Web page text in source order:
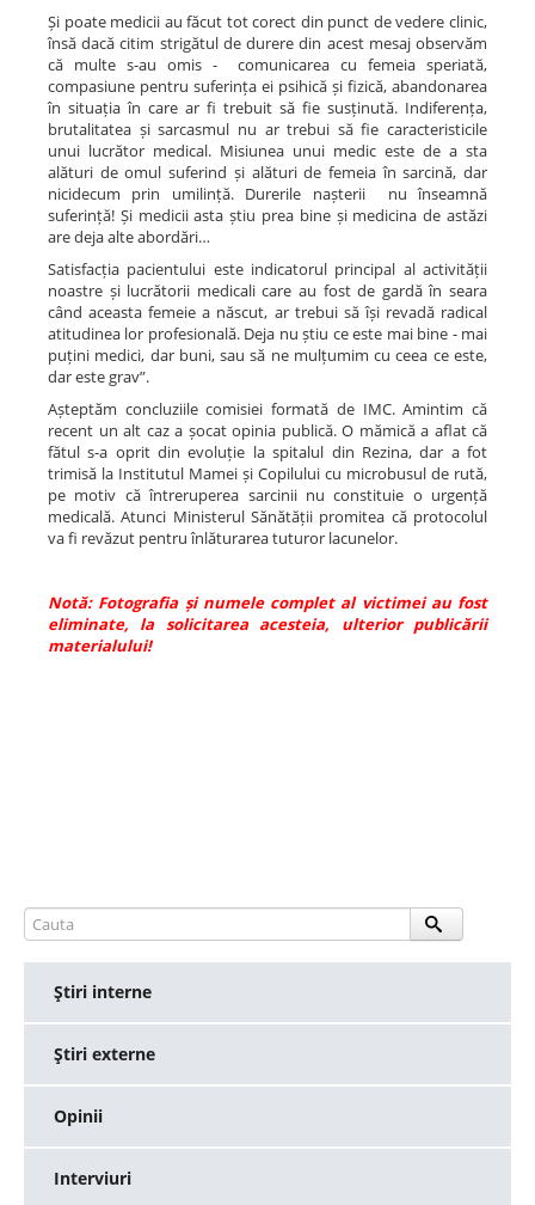
Și poate medicii au făcut tot corect din punct de vedere clinic,
însă dacă citim strigătul de durere din acest mesaj observăm
că multe s-au omis - comunicarea cu femeia speriată,
compasiune pentru suferința ei psihică și fizică, abandonarea
în situația în care ar fi trebuit să fie susținută. Indiferența,
brutalitatea și sarcasmul nu ar trebui să fie caracteristicile
unui lucrător medical. Misiunea unui medic este de a sta
alături de omul suferind și alături de femeia în sarcină, dar
nicidecum prin umilință. Durerile nașterii nu înseamnă
suferință! Și medicii asta știu prea bine și medicina de astăzi
are deja alte abordări…
Satisfacția pacientului este indicatorul principal al activității
noastre și lucrătorii medicali care au fost de gardă în seara
când aceasta femeie a născut, ar trebui să își revadă radical
atitudinea lor profesională. Deja nu știu ce este mai bine - mai
puțini medici, dar buni, sau să ne mulțumim cu ceea ce este,
dar este grav”.
Așteptăm concluziile comisiei formată de IMC. Amintim că
recent un alt caz a șocat opinia publică. O mămică a aflat că
fătul s-a oprit din evoluție la spitalul din Rezina, dar a fot
trimisă la Institutul Mamei și Copilului cu microbusul de rută,
pe motiv că întreruperea sarcinii nu constituie o urgență
medicală. Atunci Ministerul Sănătății promitea că protocolul
va fi revăzut pentru înlăturarea tuturor lacunelor.
Notă: Fotografia și numele complet al victimei au fost
eliminate, la solicitarea acesteia, ulterior publicării
materialului!
Ştiri interne
Ştiri externe
Opinii
Interviuri